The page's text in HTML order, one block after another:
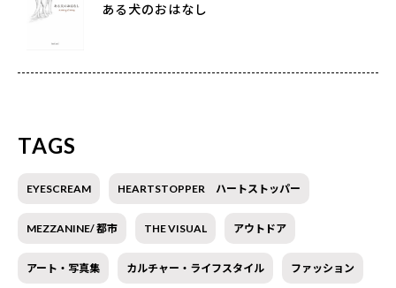
ある犬のおはなし
TAGS
EYESCREAM HEARTSTOPPER ハートストッパー
MEZZANINE/ 都市 THE VISUAL アウトドア
アート・写真集 カルチャー・ライフスタイル ファッション